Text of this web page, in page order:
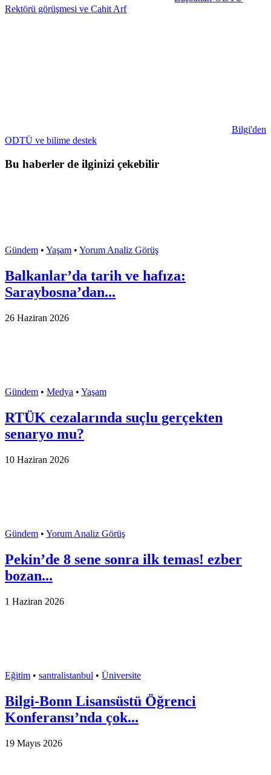
Rektörü görüşmesi ve Cahit Arf
Bilgi'den
ODTÜ ve bilime destek
Bu haberler de ilginizi çekebilir
Gündem • Yaşam • Yorum Analiz Görüş
Balkanlar’da tarih ve hafıza:
Saraybosna’dan...
26 Haziran 2026
Gündem • Medya • Yaşam
RTÜK cezalarında suçlu gerçekten
senaryo mu?
10 Haziran 2026
Gündem • Yorum Analiz Görüş
Pekin’de 8 sene sonra ilk temas! ezber
bozan...
1 Haziran 2026
Eğitim • santralistanbul • Üniversite
Bilgi-Bonn Lisansüstü Öğrenci
Konferansı’nda çok...
19 Mayıs 2026